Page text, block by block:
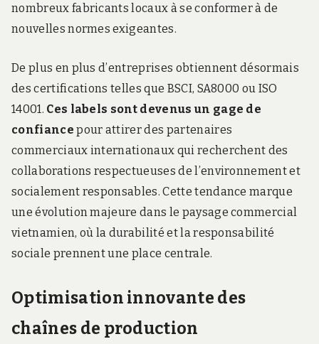
nombreux fabricants locaux à se conformer à de
nouvelles normes exigeantes.
De plus en plus d’entreprises obtiennent désormais
des certifications telles que BSCI, SA8000 ou ISO
14001. Ces labels sont devenus un gage de
confiance pour attirer des partenaires
commerciaux internationaux qui recherchent des
collaborations respectueuses de l’environnement et
socialement responsables. Cette tendance marque
une évolution majeure dans le paysage commercial
vietnamien, où la durabilité et la responsabilité
sociale prennent une place centrale.
Optimisation innovante des
chaînes de production